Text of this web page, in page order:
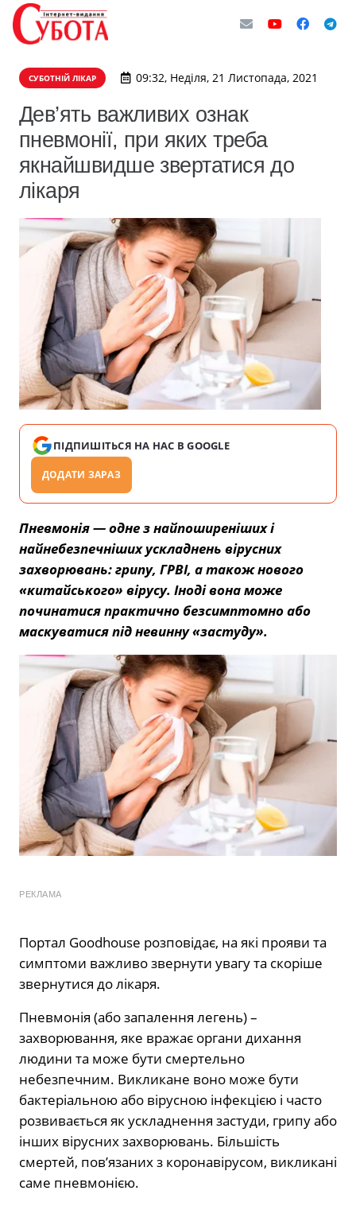
СУБОТНІЙ ЛІКАР 09:32, Неділя, 21 Листопада, 2021
Дев’ять важливих ознак
пневмонії, при яких треба
якнайшвидше звертатися до
лікаря
ПІДПИШІТЬСЯ НА НАС В GOOGLE
ДОДАТИ ЗАРАЗ
Пневмонія — одне з найпоширеніших і
найнебезпечніших ускладнень вірусних
захворювань: грипу, ГРВІ, а також нового
«китайського» вірусу. Іноді вона може
починатися практично безсимптомно або
маскуватися під невинну «застуду».
РЕКЛАМА
Портал Goodhouse розповідає, на які прояви та
симптоми важливо звернути увагу та скоріше
звернутися до лікаря.
Пневмонія (або запалення легень) –
захворювання, яке вражає органи дихання
людини та може бути смертельно
небезпечним. Викликане воно може бути
бактеріальною або вірусною інфекцією і часто
розвивається як ускладнення застуди, грипу або
інших вірусних захворювань. Більшість
смертей, пов’язаних з коронавірусом, викликані
саме пневмонією.